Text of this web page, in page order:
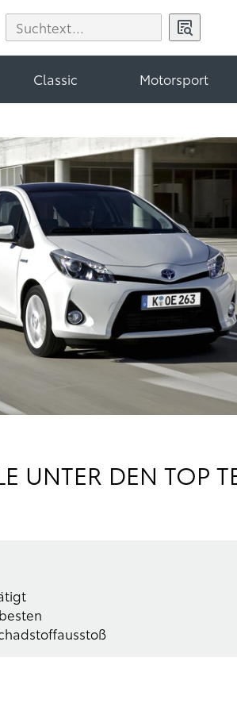
Classic Motorsport
UNTER DEN TOP